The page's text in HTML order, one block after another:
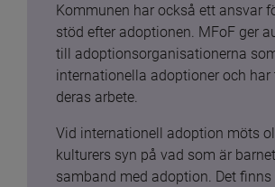
Kommunen har också ett ansvar
stöd efter adoptionen. MFoF ger
till adoptionsorganisationerna
internationella adoptioner och har
deras arbete.
Vid internationell adoption möts
kulturers syn på vad som är
samband med adoption. Det finns